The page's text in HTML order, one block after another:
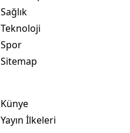
Sağlık
Teknoloji
Spor
Sitemap
Künye
Yayın İlkeleri